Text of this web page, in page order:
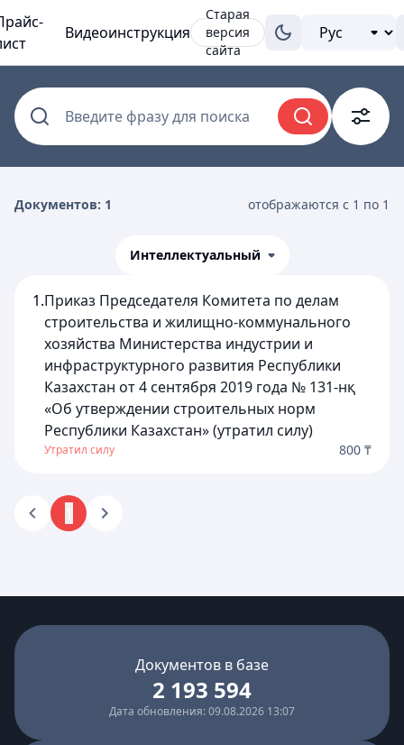
Видеоинструкция
Старая
версия
сайта
Введите фразу для поиска
Документов: 1 отображаются с 1 по 1
Интеллектуальный
1.Приказ Председателя Комитета по делам
строительства и жилищно-коммунального
хозяйства Министерства индустрии и
инфраструктурного развития Республики
Казахстан от 4 сентября 2019 года № 131-нқ
«Об утверждении строительных норм
Республики Казахстан» (утратил силу)
Утратил силу 800 ₸
Документов в базе
2 193 594
Дата обновления: 09.08.2026 13:07